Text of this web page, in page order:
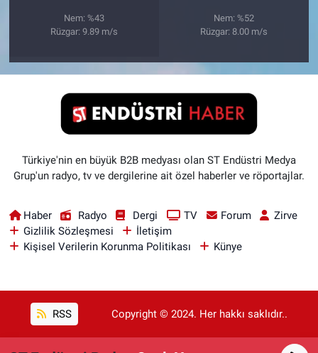
Nem: %43
Rüzgar: 9.89 m/s
Nem: %52
Rüzgar: 8.00 m/s
Türkiye'nin en büyük B2B medyası olan ST Endüstri Medya
Grup'un radyo, tv ve dergilerine ait özel haberler ve röportajlar.
Haber Radyo Dergi TV Forum
Zirve
Gizlilik Sözleşmesi
İletişim
Kişisel Verilerin Korunma Politikası
Künye
RSS Copyright © 2024. Her hakkı saklıdır..